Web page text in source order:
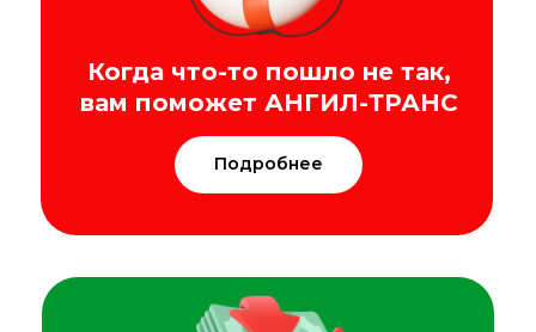
Подробнее
Когда что-то пошло не так,
вам поможет АНГИЛ-ТРАНС